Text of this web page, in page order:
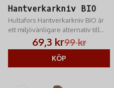
Hantverkarkniv BIO
Hultafors Hantverkarkniv BIO är
ett miljövänligare alternativ till
Hultafors populära
hantverkarkniv.
99 kr
69,3 kr
KÖP